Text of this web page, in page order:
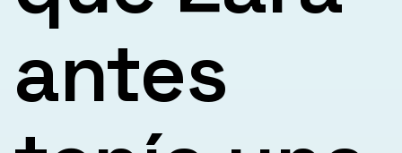
antes